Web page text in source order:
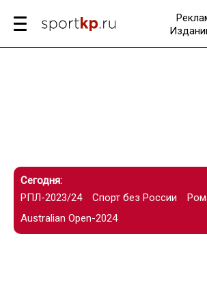
Сегодня:
РПЛ-2023/24
Спорт без России
Australian Open-2024